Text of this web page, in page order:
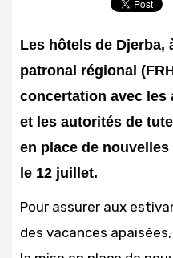
Les hôtels de Djerba,
patronal régional
concertation avec
et les autorités de
en place de
le 12 juillet.
Pour assurer aux
des vacances